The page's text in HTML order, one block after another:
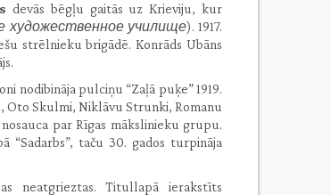
devās bēgļu gaitās uz Krieviju, kur
художественное училище). 1917.
strēlnieku brigādē. Konrāds Ubāns
nodibināja pulciņu “Zaļā puķe” 1919.
Oto Skulmi, Niklāvu Strunki, Romanu
par Rīgas mākslinieku grupu.
“Sadarbs”, taču 30. gados turpināja
neatgrieztas. Titullapā ierakstīts